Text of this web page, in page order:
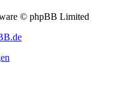
© phpBB Limited